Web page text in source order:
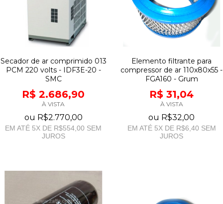
Secador de ar comprimido 013
PCM 220 volts - IDF3E-20 -
SMC
R$ 2.686,90
À VISTA
ou R$2.770,00
EM ATÉ 5X DE R$554,00 SEM
JUROS
Elemento filtrante para
compressor de ar 110x80x55 -
FGA160 - Grum
R$ 31,04
À VISTA
ou R$32,00
EM ATÉ 5X DE R$6,40 SEM
JUROS